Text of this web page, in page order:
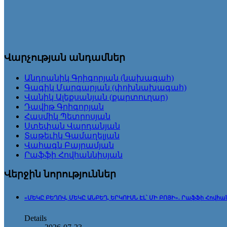
Վարչության անդամներ
Անդրանիկ Գրիգորյան (նախագահ)
Գագիկ Մարգարյան (փոխնախագահ)
Վանիկ Ալեքսանյան (քարտուղար)
Դավիթ Գրիգորյան
Հասմիկ Պետրոսյան
Ստեփան Վարդանյան
Տաթեւիկ Գամաղելյան
Վահագն Բայրամյան
Րաֆֆի Հովհաննիսյան
Վերջին նորություններ
«ՄԵԿԸ ԲԵՂՈՎ, ՄԵԿԸ ԱՆԲԵՂ, ԵՐԿՈՒՍՆ ԷԼ՝ ՄԻ ԲՈՅԻ». Րաֆֆի
Details